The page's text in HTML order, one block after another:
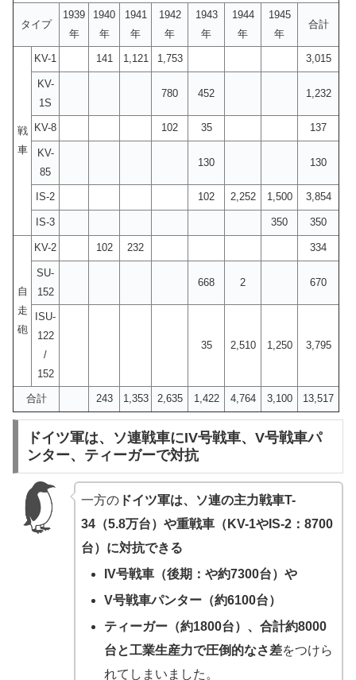
タイプ
1939
年
1940
年
1941
年
1942
年
1943
年
1944
年
1945
年
合計
戦
車
KV-1 141 1,121 1,753 3,015
KV-
1S
780 452 1,232
KV-8 102 35 137
KV-
85
130 130
IS-2 102 2,252 1,500 3,854
IS-3 350 350
自
走
砲
KV-2 102 232 334
SU-
152
668 2 670
ISU-
122
/
152
35 2,510 1,250 3,795
合計 243 1,353 2,635 1,422 4,764 3,100 13,517
ドイツ軍は、ソ連戦車にIV号戦車、V号戦車パ
ンター、ティーガーで対抗
一方のドイツ軍は、ソ連の主力戦車T-
34（5.8万台）や重戦車（KV-1やIS-2：8700
台）に対抗できる
IV号戦車（後期：や約7300台）や
V号戦車パンター（約6100台）
ティーガー（約1800台）、合計約8000
台と工業生産力で圧倒的なさ差をつけら
れてしまいました。